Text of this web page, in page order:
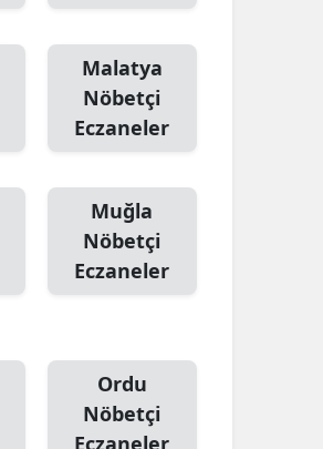
Batman
Şırnak
Bartın
Ardahan
Iğdır
Yalova
Osmaniye
Malatya
Nöbetçi
Eczaneler
Muğla
Nöbetçi
Eczaneler
Ordu
Nöbetçi
Eczaneler